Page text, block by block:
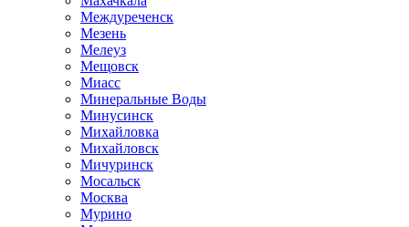
Междуреченск
Мезень
Мелеуз
Мещовск
Миасс
Минеральные Воды
Минусинск
Михайловка
Михайловск
Мичуринск
Мосальск
Москва
Мурино